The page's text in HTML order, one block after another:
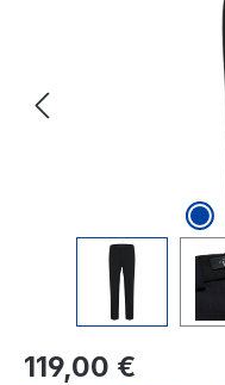
Regulärer Preis:
119,00 €